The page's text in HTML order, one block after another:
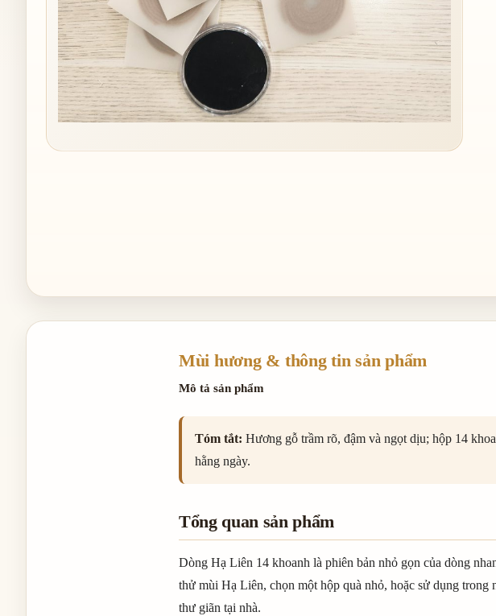
Mùi hương & thông tin sản phẩm
Mô tả sản phẩm
Tóm tắt: Hương gỗ trầm rõ, đậm và ngọt dịu; hộp 14
hằng ngày.
Tổng quan sản phẩm
Dòng Hạ Liên 14 khoanh là phiên bản nhỏ gọn của dòng
thử mùi Hạ Liên, chọn một hộp quà nhỏ, hoặc sử dụng
thư giãn tại nhà.